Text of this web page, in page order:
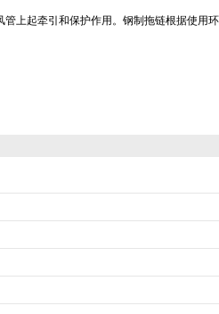
上起牵引和保护作用。钢制拖链根据使用